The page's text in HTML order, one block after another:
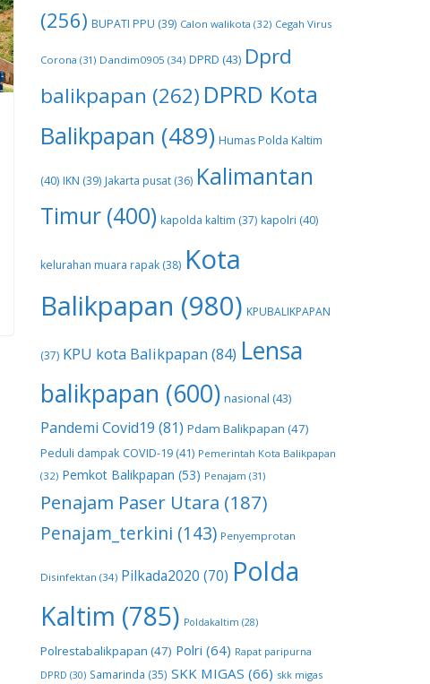
(256) BUPATI PPU (39) Calon walikota (32) Cegah Virus
Corona (31) Dandim0905 (34) DPRD (43) Dprd
balikpapan (262) DPRD Kota
Balikpapan (489) Humas Polda Kaltim
(40) IKN (39) Jakarta pusat (36) Kalimantan
Timur (400) kapolda kaltim (37) kapolri (40)
kelurahan muara rapak (38) Kota
Balikpapan (980) KPUBALIKPAPAN
(37) KPU kota Balikpapan (84) Lensa
balikpapan (600) nasional (43)
Pandemi Covid19 (81) Pdam Balikpapan (47)
Peduli dampak COVID-19 (41) Pemerintah Kota Balikpapan
(32) Pemkot Balikpapan (53) Penajam (31)
Penajam Paser Utara (187)
Penajam_terkini (143) Penyemprotan
Disinfektan (34) Pilkada2020 (70) Polda
Kaltim (785) Poldakaltim (28)
Polrestabalikpapan (47) Polri (64) Rapat paripurna
DPRD (30) Samarinda (35) SKK MIGAS (66) skk migas